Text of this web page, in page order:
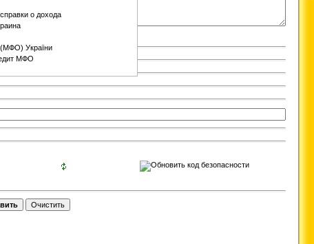
о дохода
(МФО) України
МФО